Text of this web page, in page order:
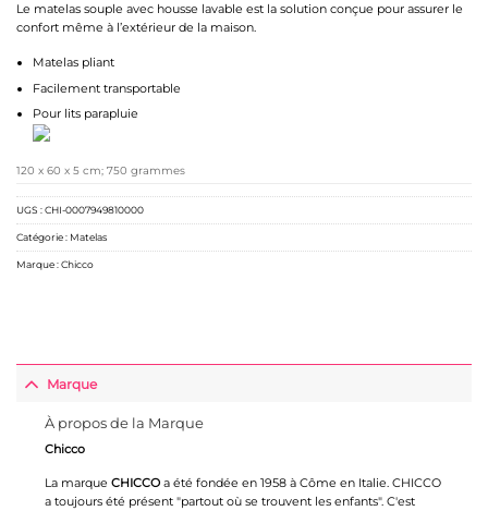
Le matelas souple avec housse lavable est la solution conçue pour assurer le
confort même à l’extérieur de la maison.
Matelas pliant
Facilement transportable
Pour lits parapluie
120 x 60 x 5 cm; 750 grammes
UGS :CHI-0007949810000
Catégorie : Matelas
Marque :Chicco
Marque
À propos de la Marque
Chicco
La marque CHICCOa été fondée en 1958 à Côme en Italie. CHICCO
a toujours été présent "partout où se trouvent les enfants". C'est